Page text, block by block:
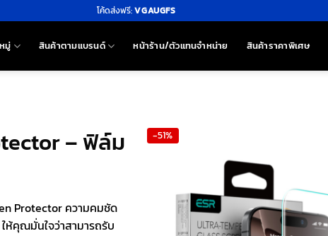
โค้ดส่งฟรี:VGAUGFS
มู่ สินค้าตามแบรนด์ หน้าร้าน/ตัวแทนจำหน่าย สินค้าราคาพิเศษ
– ฟิล์ม
Protector ความคมชัด
ห้คุณมั่นใจว่าสามารถรับ
-51%